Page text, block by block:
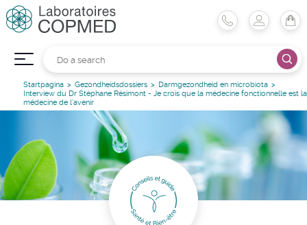
Startpagina Gezondheidsdossiers
Darmgezondheid en microbiota
Interview du Dr Stéphane Résimont - Je crois que la médecine fonctionnelle est la
médecine de l’avenir